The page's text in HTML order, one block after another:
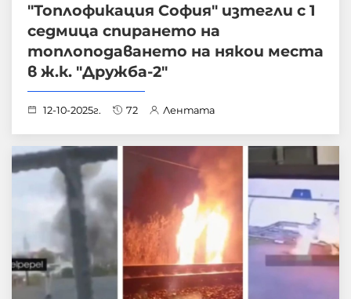
"Топлофикация София" изтегли с 1
седмица спирането на
топлоподаването на някои места
в ж.к. "Дружба-2"
12-10-2025г. 72 Лентата